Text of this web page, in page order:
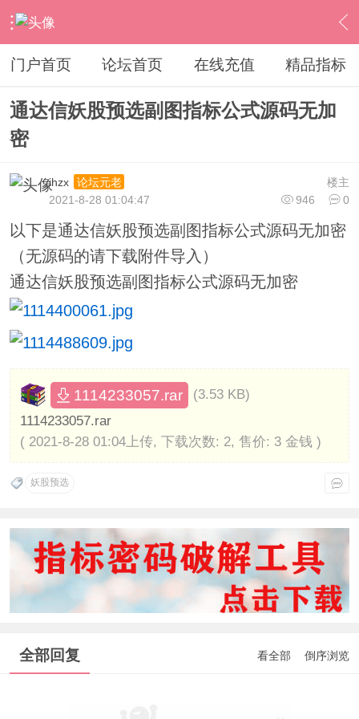
› 通达信指标公式 › 指标加密破解 › 内容
门户首页 论坛首页 在线充值 精品指标
通达信妖股预选副图指标公式源码无加
密
楼主
ihzx
论坛元老
946
0
2021-8-28 01:04:47
以下是通达信妖股预选副图指标公式源码无加密
（无源码的请下载附件导入）
通达信妖股预选副图指标公式源码无加密
1114233057.rar
(3.53 KB)
1114233057.rar
( 2021-8-28 01:04上传, 下载次数: 2, 售价: 3 金钱 )
妖股预选
全部回复 看全部 倒序浏览